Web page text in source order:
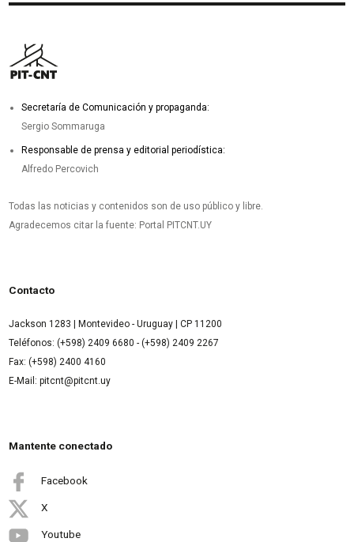
Secretaría de Comunicación y propaganda:
Sergio Sommaruga
Responsable de prensa y editorial periodística:
Alfredo Percovich
Todas las noticias y contenidos son de uso público y libre.
Agradecemos citar la fuente: Portal PITCNT.UY
Contacto
Jackson 1283 | Montevideo - Uruguay | CP 11200
Teléfonos: (+598) 2409 6680 - (+598) 2409 2267
Fax: (+598) 2400 4160
E-Mail: pitcnt@pitcnt.uy
Mantente conectado
Facebook
X
Youtube